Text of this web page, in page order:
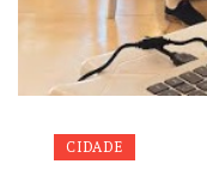
CIDADE